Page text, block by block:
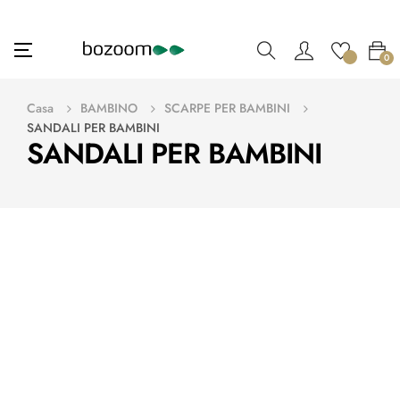
navigazione
☰ 0
SANDALI PER BAMBINI
Casa BAMBINO
SCARPE PER BAMBINI
SANDALI PER BAMBINI